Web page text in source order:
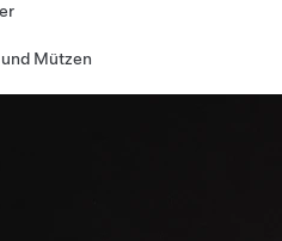
Mützen